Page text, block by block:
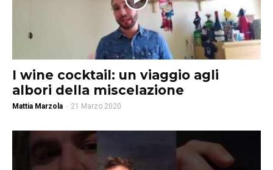
I wine cocktail: un viaggio agli
albori della miscelazione
Mattia Marzola - 21 Marzo 2020